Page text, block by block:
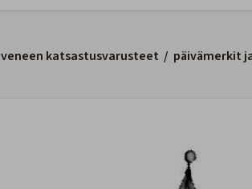
veneen katsastusvarusteet / päivämerkit